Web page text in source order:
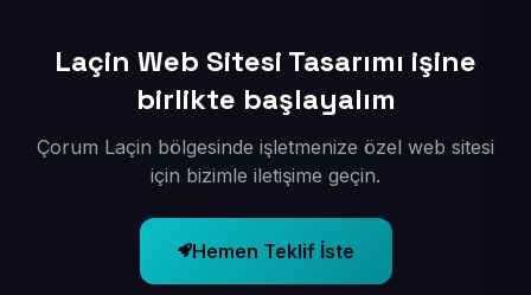
Laçin Web Sitesi Tasarımı işine
birlikte başlayalım
Çorum Laçin bölgesinde işletmenize özel web sitesi
için bizimle iletişime geçin.
Hemen Teklif İste